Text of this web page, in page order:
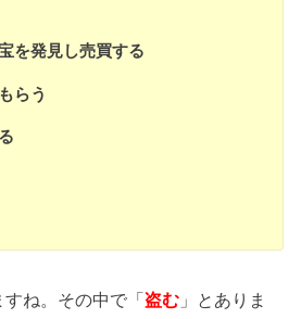
を発見し売買する
らう
ね。その中で「盗む 」とありま